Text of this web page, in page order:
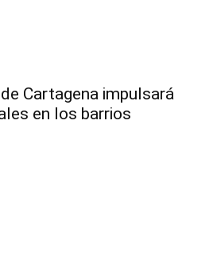
Cartagena impulsará
en los barrios